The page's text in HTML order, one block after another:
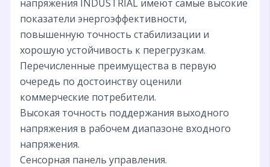
напряжения INDUSTRIAL имеют самые высокие
показатели энергоэффективности,
повышенную точность стабилизации и
хорошую устойчивость к перегрузкам.
Перечисленные преимущества в первую
очередь по достоинству оценили
коммерческие потребители.
Высокая точность поддержания выходного
напряжения в рабочем диапазоне входного
напряжения.
Сенсорная панель управления.